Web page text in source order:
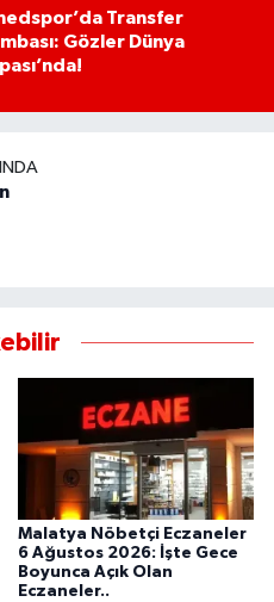
Transfer
Gözler Dünya
Malatya Nöbetçi Eczaneler
6 Ağustos 2026: İşte Gece
Boyunca Açık Olan
Eczaneler..